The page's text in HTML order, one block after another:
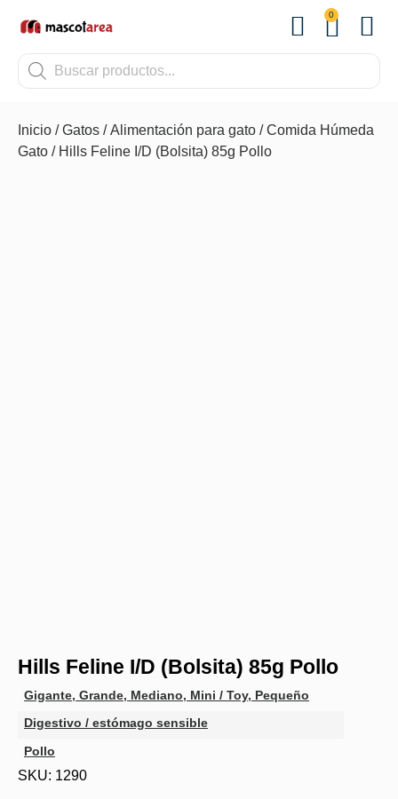
0
Inicio /Gatos /Alimentación para gato /Comida Húmeda
Gato / Hills Feline I/D (Bolsita) 85g Pollo
Hills Feline I/D (Bolsita) 85g Pollo
Gigante, Grande, Mediano, Mini / Toy, Pequeño
Digestivo / estómago sensible
Pollo
SKU: 1290